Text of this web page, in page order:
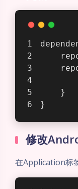
    }
}
修改
在Application标